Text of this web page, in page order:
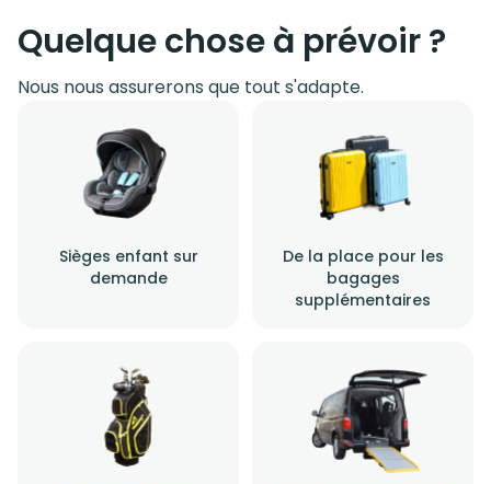
Quelque chose à prévoir ?
Nous nous assurerons que tout s'adapte.
Sièges enfant sur
demande
De la place pour les
bagages
supplémentaires